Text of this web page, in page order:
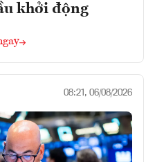
khởi động
08:21, 06/08/2026